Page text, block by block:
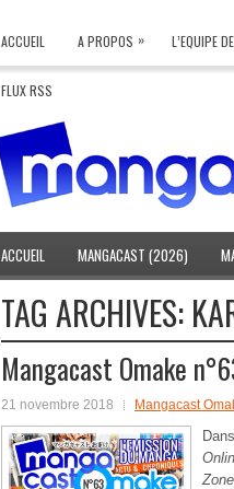
ACCUEIL A PROPOS » L’EQUIPE
FLUX RSS
ACCUEIL MANGACAST (2026)
TAG ARCHIVES:
Mangacast Omake
21 novembre 2018 Mangacast